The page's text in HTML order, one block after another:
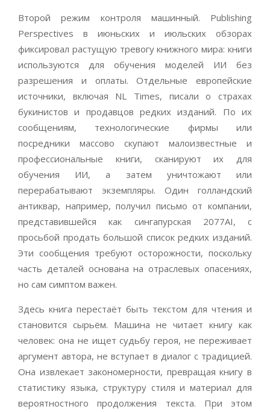
Второй режим контроля машинный. Publishing
Perspectives в июньских и июльских обзорах
фиксировал растущую тревогу книжного мира: книги
используются для обучения моделей ИИ без
разрешения и оплаты. Отдельные европейские
источники, включая NL Times, писали о страхах
букинистов и продавцов редких изданий. По их
сообщениям, технологические фирмы или
посредники массово скупают малоизвестные и
профессиональные книги, сканируют их для
обучения ИИ, а затем уничтожают или
перерабатывают экземпляры. Один голландский
антиквар, например, получил письмо от компании,
представившейся как сингапурская 2077AI, с
просьбой продать большой список редких изданий.
Эти сообщения требуют осторожности, поскольку
часть деталей основана на отраслевых опасениях,
но сам симптом важен.
Здесь книга перестаёт быть текстом для чтения и
становится сырьём. Машина не читает книгу как
человек: она не ищет судьбу героя, не переживает
аргумент автора, не вступает в диалог с традицией.
Она извлекает закономерности, превращая книгу в
статистику языка, структуру стиля и материал для
вероятностного продолжения текста. При этом